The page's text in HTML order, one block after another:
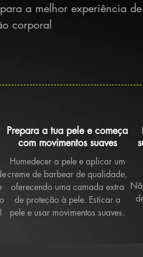
a melhor experiência de
corporal
Prepara a tua pele e começa
com movimentos suaves
Humedecer a pele e aplicar um
creme de barbear de qualidade,
oferecendo uma camada extra
de proteção à pele. Esticar a
pele e usar movimentos suaves.